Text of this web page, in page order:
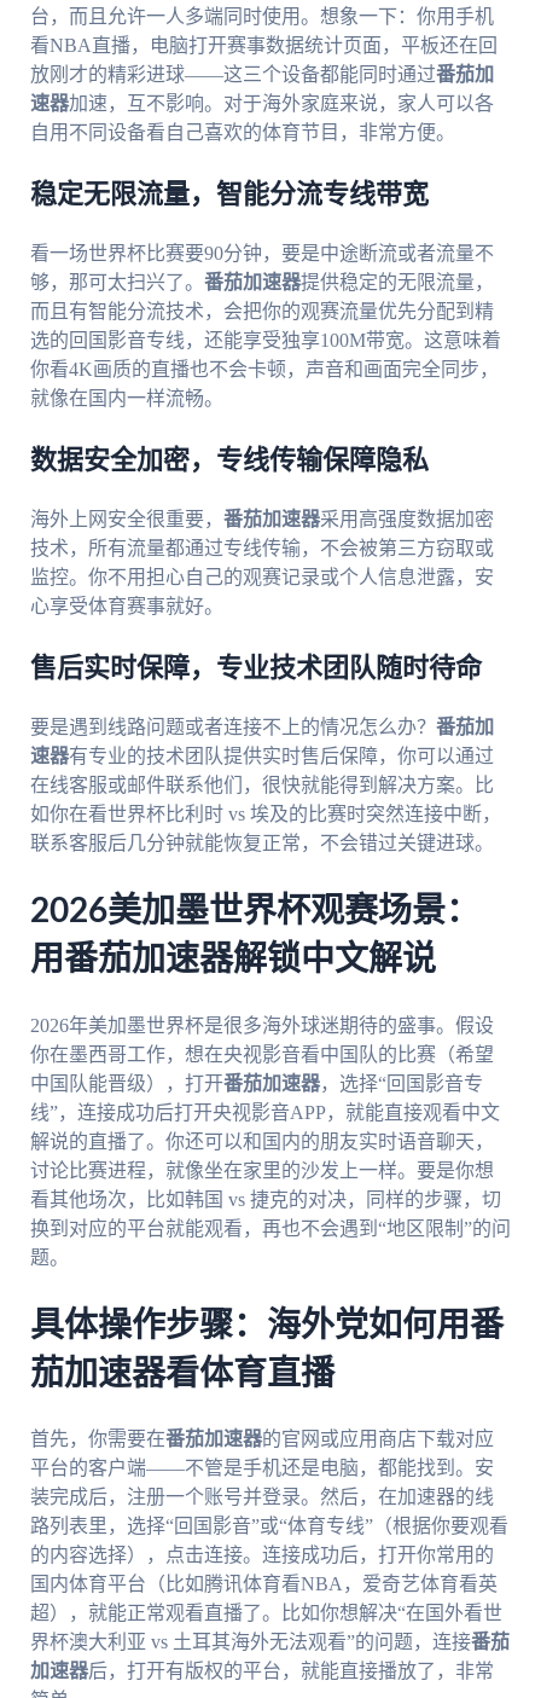
台，而且允许一人多端同时使用。想象一下：你用手机
看NBA直播，电脑打开赛事数据统计页面，平板还在回
放刚才的精彩进球——这三个设备都能同时通过番茄加
速器加速，互不影响。对于海外家庭来说，家人可以各
自用不同设备看自己喜欢的体育节目，非常方便。
稳定无限流量，智能分流专线带宽
看一场世界杯比赛要90分钟，要是中途断流或者流量不
够，那可太扫兴了。 番茄加速器提供稳定的无限流量，
而且有智能分流技术，会把你的观赛流量优先分配到精
选的回国影音专线，还能享受独享100M带宽。这意味着
你看4K画质的直播也不会卡顿，声音和画面完全同步，
就像在国内一样流畅。
数据安全加密，专线传输保障隐私
海外上网安全很重要， 番茄加速器采用高强度数据加密
技术，所有流量都通过专线传输，不会被第三方窃取或
监控。你不用担心自己的观赛记录或个人信息泄露，安
心享受体育赛事就好。
售后实时保障，专业技术团队随时待命
要是遇到线路问题或者连接不上的情况怎么办？ 番茄加
速器有专业的技术团队提供实时售后保障，你可以通过
在线客服或邮件联系他们，很快就能得到解决方案。比
如你在看世界杯比利时 vs 埃及的比赛时突然连接中断，
联系客服后几分钟就能恢复正常，不会错过关键进球。
2026美加墨世界杯观赛场景：
用番茄加速器解锁中文解说
2026年美加墨世界杯是很多海外球迷期待的盛事。假设
你在墨西哥工作，想在央视影音看中国队的比赛（希望
中国队能晋级），打开番茄加速器，选择“回国影音专
线”，连接成功后打开央视影音APP，就能直接观看中文
解说的直播了。你还可以和国内的朋友实时语音聊天，
讨论比赛进程，就像坐在家里的沙发上一样。要是你想
看其他场次，比如韩国 vs 捷克的对决，同样的步骤，切
换到对应的平台就能观看，再也不会遇到“地区限制”的问
题。
具体操作步骤：海外党如何用番
茄加速器看体育直播
首先，你需要在番茄加速器的官网或应用商店下载对应
平台的客户端——不管是手机还是电脑，都能找到。安
装完成后，注册一个账号并登录。然后，在加速器的线
路列表里，选择“回国影音”或“体育专线”（根据你要观看
的内容选择），点击连接。连接成功后，打开你常用的
国内体育平台（比如腾讯体育看NBA，爱奇艺体育看英
超），就能正常观看直播了。比如你想解决“在国外看世
界杯澳大利亚 vs 土耳其海外无法观看”的问题，连接番茄
加速器后，打开有版权的平台，就能直接播放了，非常